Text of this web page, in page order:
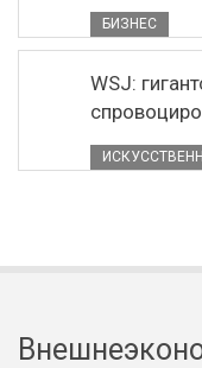
БИЗНЕС
WSJ: